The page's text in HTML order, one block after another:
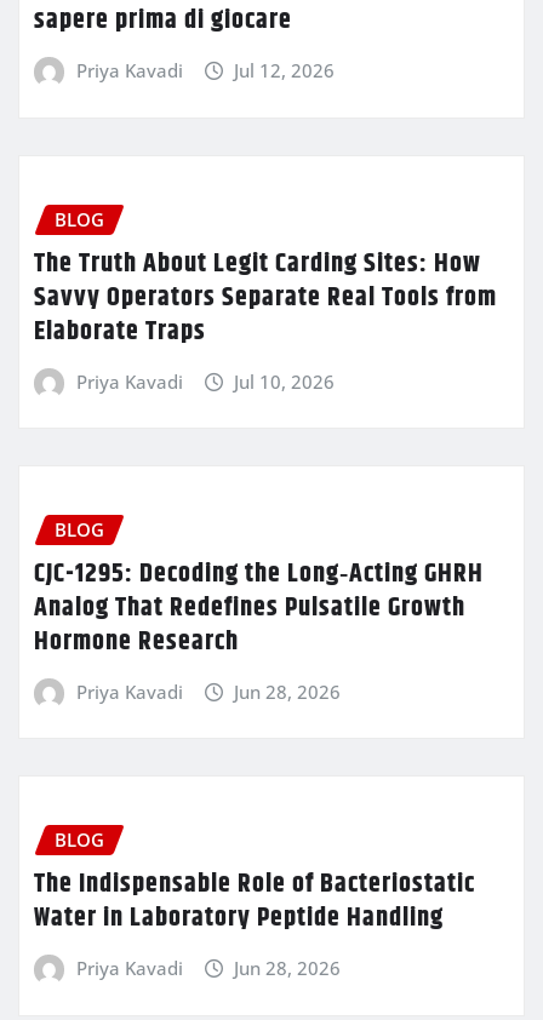
sapere prima di giocare
Priya Kavadi Jul 12, 2026
BLOG
The Truth About Legit Carding Sites: How
Savvy Operators Separate Real Tools from
Elaborate Traps
Priya Kavadi Jul 10, 2026
BLOG
CJC-1295: Decoding the Long‑Acting GHRH
Analog That Redefines Pulsatile Growth
Hormone Research
Priya Kavadi Jun 28, 2026
BLOG
The Indispensable Role of Bacteriostatic
Water in Laboratory Peptide Handling
Priya Kavadi Jun 28, 2026